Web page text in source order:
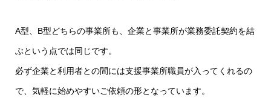
A型、B型どちらの事業所も、企業と事業所が業務委託契約を結
ぶという点では同じです。
必ず企業と利用者との間には支援事業所職員が入ってくれるの
で、気軽に始めやすいご依頼の形となっています。